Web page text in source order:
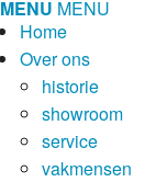
MENU MENU
Home
Over ons
historie
showroom
service
vakmensen